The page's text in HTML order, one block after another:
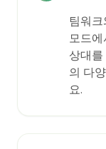
팀워
모드
상대
의 다
요.